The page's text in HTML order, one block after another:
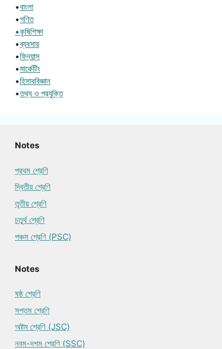
•বাংলা
•গণিত
•কৃষিশিক্ষা
•ব্যবসায়
•ফিন্যান্স
•মার্কেটিং
•হিসাববিজ্ঞান
•তথ্য ও প্রযুক্তি
Notes
প্রথম শ্রেণি
দ্বিতীয় শ্রেণি
তৃতীয় শ্রেণি
চতুর্থ শ্রেণি
পঞ্চম শ্রেণি (PSC)
Notes
ষষ্ঠ শ্রেণি
সপ্তম শ্রেণি
অষ্টম শ্রেণি (JSC)
নবম-দশম শ্রেণি (SSC)